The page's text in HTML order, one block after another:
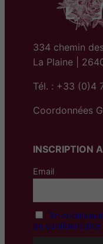
334 chemin
La Plaine |
Tél. : +33 (0)4
Coordonnées
INSCRIPTION
Email
En
de confidentialité